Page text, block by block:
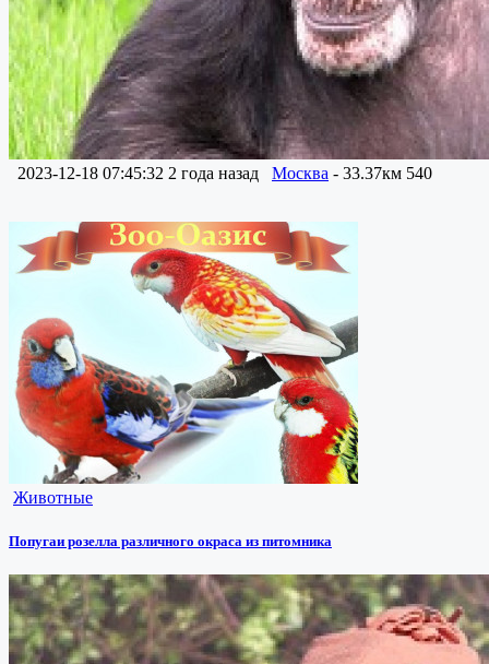
2023-12-18 07:45:32 2 года назад Москва - 33.37км 540
Животные
Попугаи розелла различного окраса из питомника